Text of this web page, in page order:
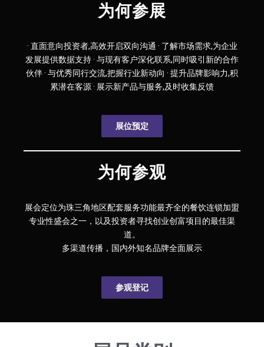
为何参展
· 直面意向投资者,高效开启双向沟通 · 了解市场需求,为企业
发展提供数据支持 · 与现有客户深化联系,同时吸引新的合作
伙伴 · 与优秀同行交流,把握行业新动向 · 提升品牌影响力,积
累潜在客源 · 展示新产品与服务,及时收集反馈
展位预定
为何参观
展会定位为珠三角地区配套服务功能最齐全的餐饮连锁加盟
专业性盛会之一，以及投资者寻找创业创富项目的最佳渠
道。
多渠道传播，国内外知名品牌全面展示
参观登记